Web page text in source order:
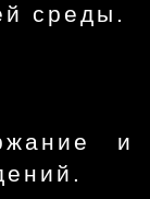
среды.
и